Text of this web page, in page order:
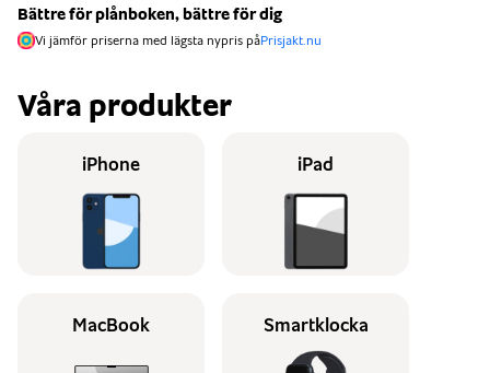
Bättre för plånboken, bättre för dig
Vi jämför priserna med lägsta nypris påPrisjakt.nu
Våra produkter
iPhone iPad
MacBook Smartklocka